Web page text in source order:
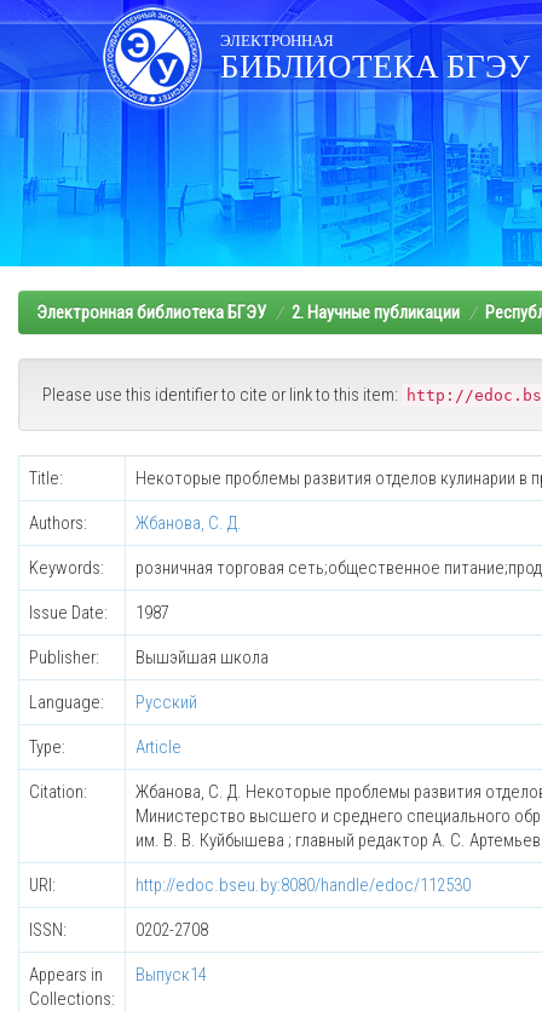
Skip
navigation
ЭЛЕКТРОННАЯ
БИБЛИОТЕКА БГЭУ
Электронная библиотека БГЭУ 2. Научные публикации
Please use this identifier to cite or link to this item: http://
Title: Некоторые проблемы развития отделов кулинарии в
Authors: Жбанова, С. Д.
Keywords: розничная торговая сеть;общественное
Issue Date: 1987
Publisher: Вышэйшая школа
Language: Русский
Type: Article
Citation:
Жбанова, С. Д. Некоторые проблемы развития
Министерство высшего и среднего специального
им. В. В. Куйбышева ; главный редактор А. С.
URI: http://edoc.bseu.by:8080/handle/edoc/112530
ISSN: 0202-2708
Appears in
Collections:
Выпуск14